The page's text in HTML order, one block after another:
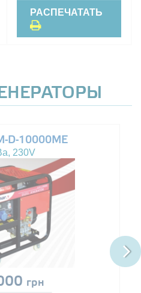
РАСПЕЧАТАТЬ
D-10000ME
230V
грн